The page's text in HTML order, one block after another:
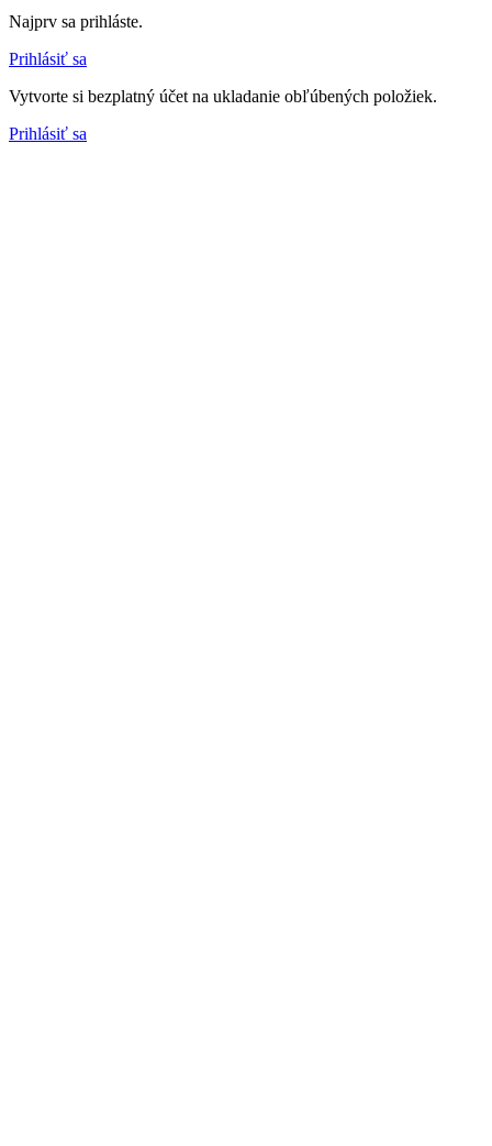
Najprv sa prihláste.
Prihlásiť sa
Vytvorte si bezplatný účet na ukladanie obľúbených položiek.
Prihlásiť sa